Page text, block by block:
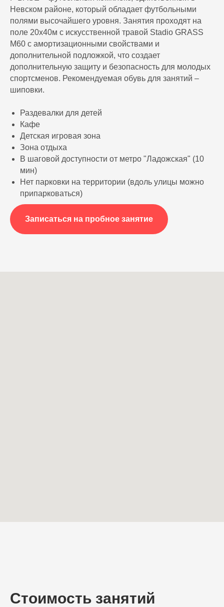
Невском районе, который обладает футбольными
полями высочайшего уровня. Занятия проходят на
поле 20х40м с искусственной травой Stadio GRASS
M60 с амортизационными свойствами и
дополнительной подложкой, что создает
дополнительную защиту и безопасность для молодых
спортсменов. Рекомендуемая обувь для занятий –
шиповки.
Раздевалки для детей
Кафе
Детская игровая зона
Зона отдыха
В шаговой доступности от метро "Ладожская" (10
мин)
Нет парковки на территории (вдоль улицы можно
припарковаться)
Записаться на пробное занятие
Стоимость занятий